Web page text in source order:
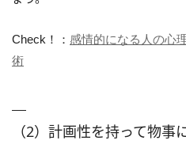
Check！： 感情的になる人の心
術
（2）計画性を持って物事